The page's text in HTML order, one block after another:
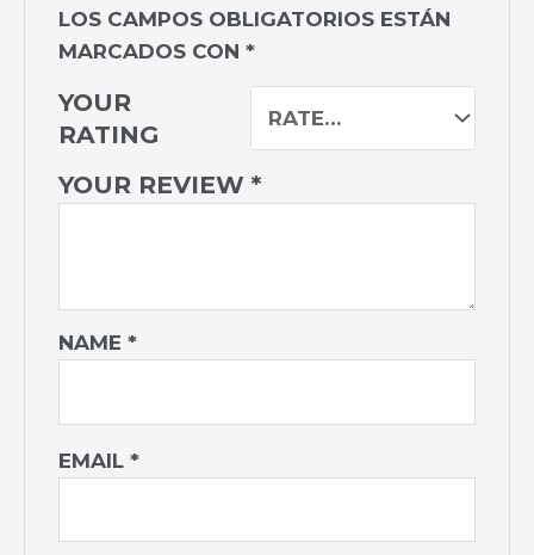
LOS CAMPOS OBLIGATORIOS ESTÁN
MARCADOS CON*
YOUR
RATING
YOUR REVIEW*
NAME*
EMAIL*